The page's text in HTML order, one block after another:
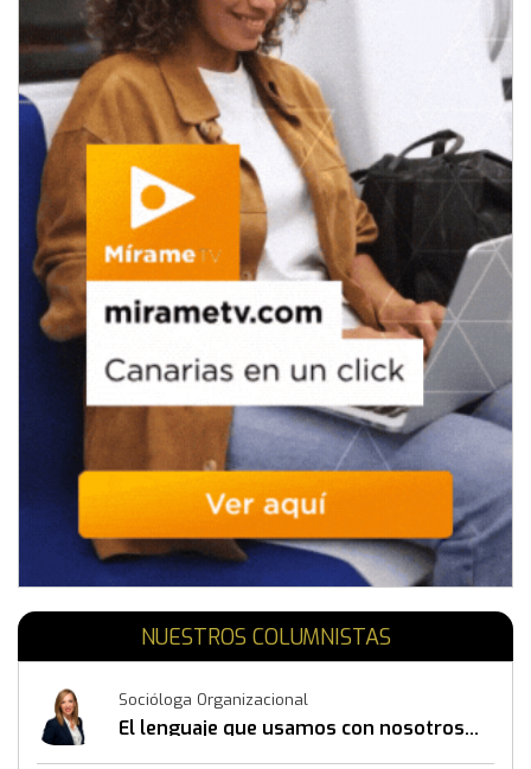
NUESTROS COLUMNISTAS
Socióloga Organizacional
El lenguaje que usamos con nosotros